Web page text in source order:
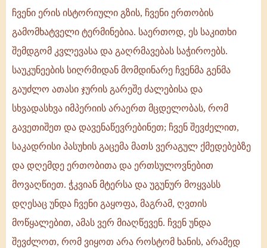
ჩვენი ერის ისტორიული გზის, ჩვენი ერთობის
გამომხატველი ტერმინებია. საერთოდ, ეს საკითხი
შემდგომ კვლევასა და გაღრმავებას საჭიროებს.
საუკუნეების სიღრმიდან მომდინარე ჩვენმა გენმა
გაუძლო ათასი ჯურის გარეშე ძალებისა და
სხვადასხვა იმპერიის არაერთ მცდელობას, რომ
გავეთიშეთ და დავენაწევრებინეთ; ჩვენ შევძელით,
საკადრისი პასუხის გაცემა მათს ვერაგულ ქმედებებზე
და დღემდე ერთობითა და ერთსულოვნებით
მოვაღწიეთ. ჭკვიან მტერსა და უგუნურ მოყვასს
დღესაც უნდა ჩვენი გაყოფა, მაგრამ, ღვთის
მოწყალებით, ამას ვერ მიაღწევენ. ჩვენ უნდა
შევძლოთ, რომ ვიყოთ არა როსტომ ხანის, არამედ